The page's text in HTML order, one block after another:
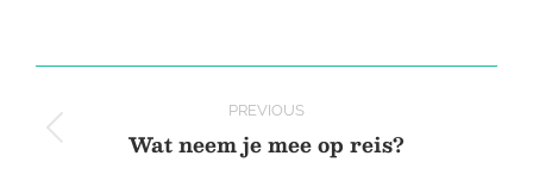
navigation
PREVIOUS
Previous
Wat neem je mee op reis?